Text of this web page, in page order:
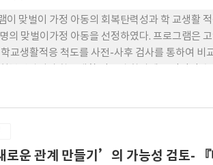
이 맞벌이 가정 아동의 회복탄력성과 학 교생활
의 맞벌이가정 아동을 선정하였다. 프로그램은
교생활적응 척도를 사전-사후 검사를 통하여 비
동을 위한 프로그램을 개발 하고 운영하는데 유
운 관계 만들기’의 가능성 검토-